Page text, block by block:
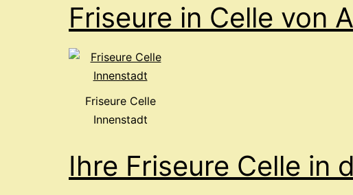
Friseure in Celle von
Friseure Celle
Innenstadt
Ihre Friseure Celle in